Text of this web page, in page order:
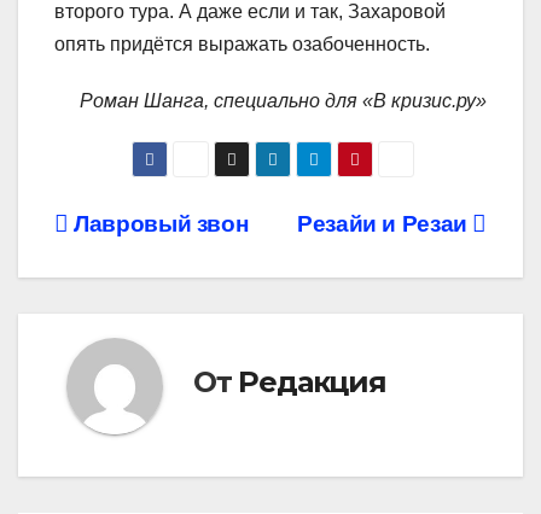
второго тура. А даже если и так, Захаровой
опять придётся выражать озабоченность.
Роман Шанга, специально для «В кризис.ру»
Навигация
по
записям
Резайи и Резаи
Лавровый звон
От Редакция